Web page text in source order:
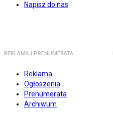
Napisz do nas
REKLAMA I PRENUMERATA
Reklama
Ogłoszenia
Prenumerata
Archiwum